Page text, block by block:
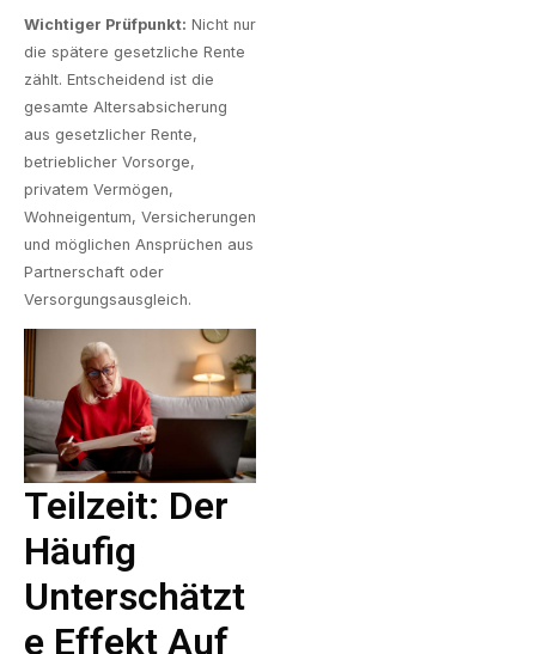
Wichtiger Prüfpunkt: Nicht nur
die spätere gesetzliche Rente
zählt. Entscheidend ist die
gesamte Altersabsicherung
aus gesetzlicher Rente,
betrieblicher Vorsorge,
privatem Vermögen,
Wohneigentum, Versicherungen
und möglichen Ansprüchen aus
Partnerschaft oder
Versorgungsausgleich.
Teilzeit: Der
Häufig
Unterschätzt
E Effekt Auf